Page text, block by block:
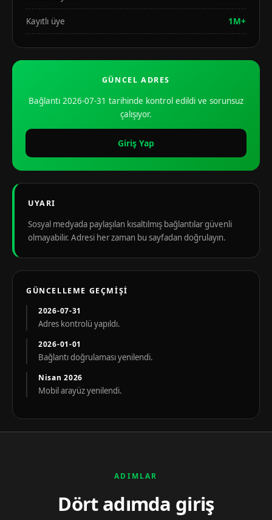
Kayıtlı üye 1M+
GÜNCEL ADRES
Bağlantı 2026-07-31 tarihinde kontrol edildi ve sorunsuz
çalışıyor.
Giriş Yap
UYARI
Sosyal medyada paylaşılan kısaltılmış bağlantılar güvenli
olmayabilir. Adresi her zaman bu sayfadan doğrulayın.
GÜNCELLEME GEÇMIŞI
2026-07-31
Adres kontrolü yapıldı.
2026-01-01
Bağlantı doğrulaması yenilendi.
Nisan 2026
Mobil arayüz yenilendi.
ADIMLAR
Dört adımda giriş